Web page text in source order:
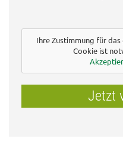
Ihre Zustimmung für
Cookie ist
Jetzt